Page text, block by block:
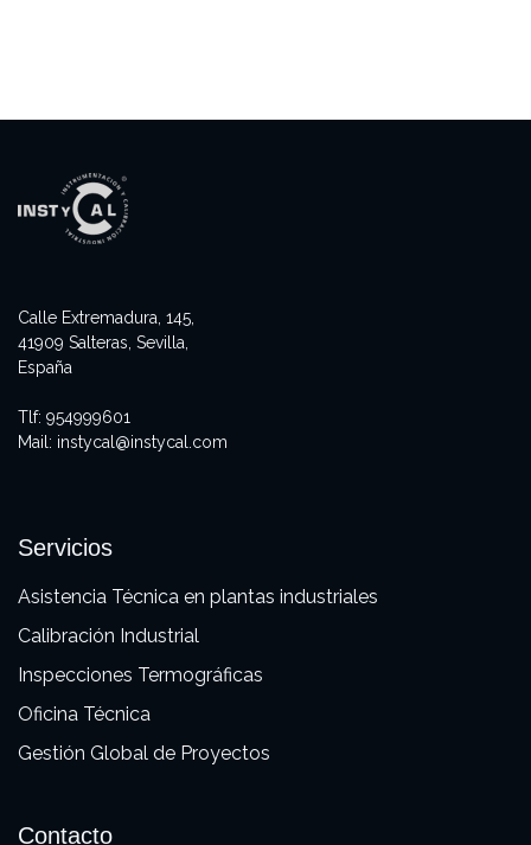
Calle Extremadura, 145,
41909 Salteras, Sevilla,
España
Tlf: 954999601
Mail: instycal@instycal.com
Servicios
Asistencia Técnica en plantas industriales
Calibración Industrial
Inspecciones Termográficas
Oficina Técnica
Gestión Global de Proyectos
Contacto